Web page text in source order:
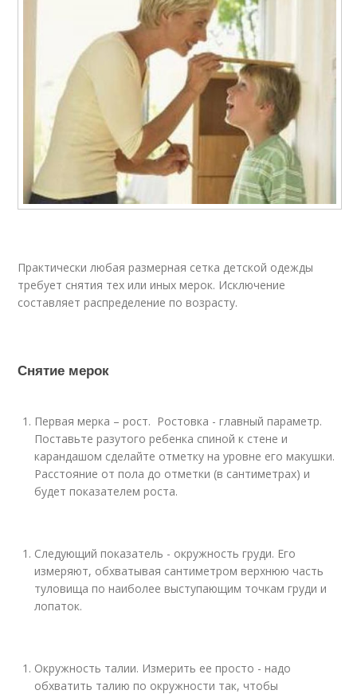
Практически любая размерная сетка детской одежды
требует снятия тех или иных мерок. Исключение
составляет распределение по возрасту.
Снятие мерок
Первая мерка – рост. Ростовка - главный параметр.
Поставьте разутого ребенка спиной к стене и
карандашом сделайте отметку на уровне его макушки.
Расстояние от пола до отметки (в сантиметрах) и
будет показателем роста.
Следующий показатель - окружность груди. Его
измеряют, обхватывая сантиметром верхнюю часть
туловища по наиболее выступающим точкам груди и
лопаток.
Окружность талии. Измерить ее просто - надо
обхватить талию по окружности так, чтобы